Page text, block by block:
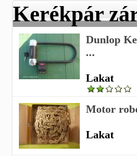
Kerékpár
Dunlop
...
Lakat
Motor
Lakat